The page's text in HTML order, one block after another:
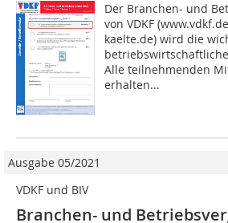
Der Branchen- und
von VDKF
kaelte.de) wird die
Alle teilnehmenden
erhalten...
Ausgabe 05/2021
VDKF und BIV
Branchen- und